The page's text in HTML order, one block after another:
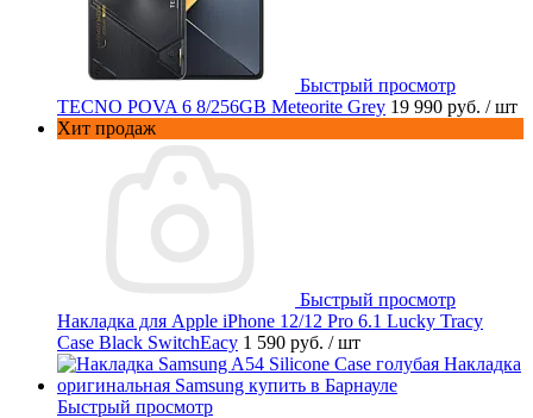
Быстрый просмотр
TECNO POVA 6 8/256GB Meteorite Grey 19 990 руб. / шт
Хит продаж
Быстрый просмотр
Накладка для Apple iPhone 12/12 Pro 6.1 Lucky Tracy
Case Black SwitchEacy 1 590 руб. / шт
Быстрый просмотр